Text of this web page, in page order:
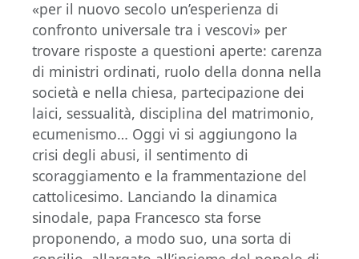
«per il nuovo secolo un’esperienza di
confronto universale tra i vescovi» per
trovare risposte a questioni aperte: carenza
di ministri ordinati, ruolo della donna nella
società e nella chiesa, partecipazione dei
laici, sessualità, disciplina del matrimonio,
ecumenismo… Oggi vi si aggiungono la
crisi degli abusi, il sentimento di
scoraggiamento e la frammentazione del
cattolicesimo. Lanciando la dinamica
sinodale, papa Francesco sta forse
proponendo, a modo suo, una sorta di